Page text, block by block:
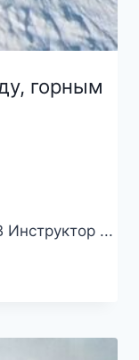
горным
Инструктор ...